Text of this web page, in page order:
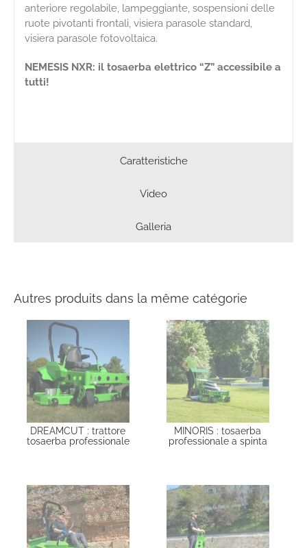
anteriore regolabile, lampeggiante, sospensioni delle
ruote pivotanti frontali, visiera parasole standard,
visiera parasole fotovoltaica.
NEMESIS NXR: il tosaerba elettrico “Z” accessibile a
tutti!
Caratteristiche
Video
Galleria
Autres produits dans la même catégorie
DREAMCUT : trattore
tosaerba professionale
MINORIS : tosaerba
professionale a spinta